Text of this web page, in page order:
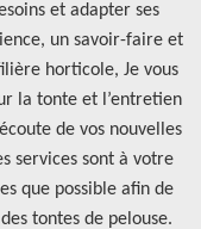
et adapter ses
un savoir-faire et
horticole, Je vous
la tonte et l’entretien
de vos nouvelles
services sont à votre
que possible afin de
tontes de pelouse.